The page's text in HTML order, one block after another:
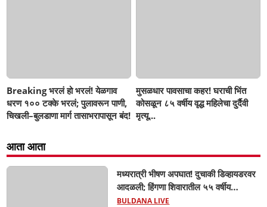
Breaking भरलं हो भरलं! येळगाव
धरण १०० टक्के भरलं; पुलावरून पाणी,
चिखली–बुलडाणा मार्ग तासाभरापासून बंद!
मुसळधार पावसाचा कहर! घराची भिंत
कोसळून ८५ वर्षीय वृद्ध महिलेचा दुर्दैवी
मृत्यू...
आता आता
मध्यरात्री भीषण अपघात! दुचाकी डिव्हायडरवर
आदळली; हिंगणा शिवारातील ५५ वर्षीय
शेतकऱ्याचा जागीच मृत्यू! खांडवी–हिंगणा मार्गावर
BULDANA LIVE